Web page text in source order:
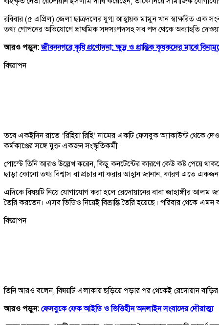
রবিবার (৫ এপ্রিল) জেলা ছাত্রদলের যুগ্ম আহ্বায়ক মামুন খান স্বাক্ষরিত এক
তথ্য গোপনের অভিযোগে প্রাথমিক সদস্যপদসহ সব পদ থেকে অব্যাহতি
আরও পড়ুন:জীবননগরে কৃষি প্রণোদনা: ক্ষুদ্র ও প্রান্তিক কৃষকদের মাঝে
বিজ্ঞাপন
তবে একইদিন রাতে ‘রিহিয়া রিহি’ নামের একটি ফেসবুক অ্যাকাউন্ট থেকে
কর্মকাণ্ডের সঙ্গে যুক্ত একজন সংস্কৃতিকর্মী।
পোস্টে তিনি আরও উল্লেখ করেন, কিছু কনটেন্টের কারণে কেউ কষ্ট পেয়ে
ছাড়া কোনো তথ্য বিশ্বাস বা প্রচার না করার আহ্বান জানান, কারণ এতে
এদিকে বিষয়টি নিয়ে যোগাযোগ করা হলে রেদোয়ানের বাবা জাহাঙ্গীর আলম
তৈরি করতেন। এসব ভিডিও নিয়েই বিভ্রান্তি তৈরি হয়েছে। পরিবার থেকে এমন
বিজ্ঞাপন
তিনি আরও বলেন, বিষয়টি এলাকায় ছড়িয়ে পড়ার পর থেকেই রেদোয়ান
আরও পড়ুন: ফেসবুকে ফেক আইডি ও ভিত্তিহীন অনলাইন সংবাদের দৌরাত্ম্য